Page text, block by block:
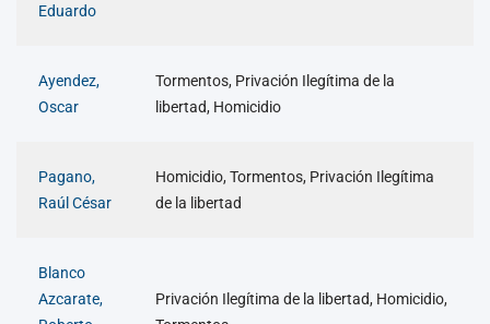
Eduardo
Ayendez,
Oscar
Tormentos, Privación Ilegítima de la
libertad, Homicidio
Pagano,
Raúl César
Homicidio, Tormentos, Privación Ilegítima
de la libertad
Blanco
Azcarate,
Privación Ilegítima de la libertad, Homicidio,